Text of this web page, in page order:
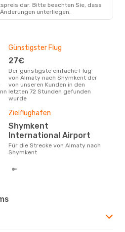
dar. Bitte beachten Sie, dass
unterliegen.
Günstigster Flug
27€
Der günstigste einfache Flug
von Almaty nach Shymkent der
von unseren Kunden in den
letzten 72 Stunden gefunden
wurde
Zielflughafen
Shymkent
International Airport
Für die Strecke von Almaty nach
Shymkent